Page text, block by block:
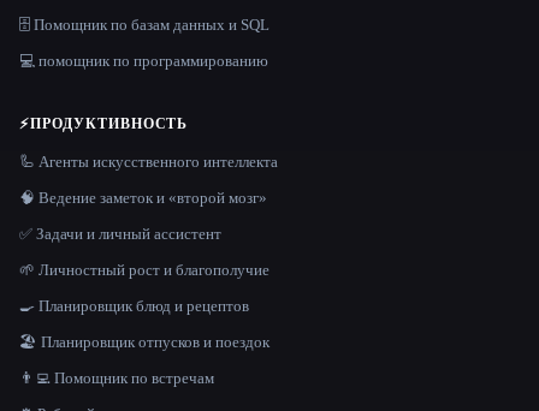
🗄️ Помощник по базам данных и SQL
💻 помощник по программированию
⚡ПРОДУКТИВНОСТЬ
🦾 Агенты искусственного интеллекта
🧠 Ведение заметок и «второй мозг»
✅ Задачи и личный ассистент
🌱 Личностный рост и благополучие
🍳 Планировщик блюд и рецептов
🏖 Планировщик отпусков и поездок
👨‍💻 Помощник по встречам